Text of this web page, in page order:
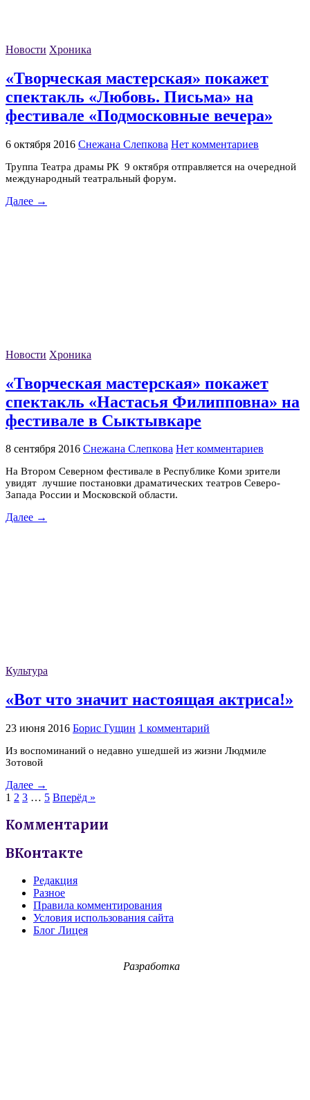
Новости Хроника
«Творческая мастерская» покажет
спектакль «Любовь. Письма» на
фестивале «Подмосковные вечера»
6 октября 2016 Снежана Слепкова Нет комментариев
Труппа Театра драмы РК 9 октября отправляется на очередной
международный театральный форум.
Далее →
Новости Хроника
«Творческая мастерская» покажет
спектакль «Настасья Филипповна» на
фестивале в Сыктывкаре
8 сентября 2016 Снежана Слепкова Нет комментариев
На Втором Северном фестивале в Республике Коми зрители
увидят лучшие постановки драматических театров Северо-
Запада России и Московской области.
Далее →
Культура
«Вот что значит настоящая актриса!»
23 июня 2016 Борис Гущин 1 комментарий
Из воспоминаний о недавно ушедшей из жизни Людмиле
Зотовой
Далее →
1 2 3 … 5 Вперёд »
Комментарии
ВКонтакте
Редакция
Разное
Правила комментирования
Условия использования сайта
Блог Лицея
Разработка